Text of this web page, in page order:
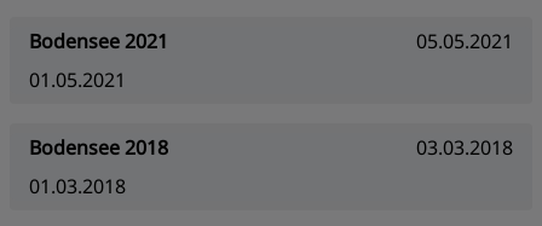
Bodensee 2021
05.05.2021
01.05.2021
Bodensee 2018
03.03.2018
01.03.2018